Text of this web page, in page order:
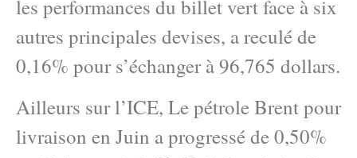
les performances du billet vert face à six
autres principales devises, a reculé de
0,16% pour s’échanger à 96,765 dollars.
Ailleurs sur l’ICE, Le pétrole Brent pour
livraison en Juin a progressé de 0,50%